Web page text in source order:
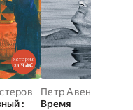
:
Петр Авен
Время